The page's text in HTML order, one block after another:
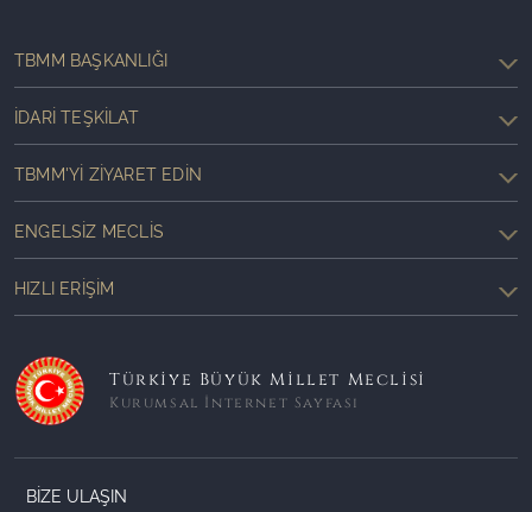
TBMM BAŞKANLIĞI
İDARI TEŞKILAT
TBMM'YI ZIYARET EDIN
ENGELSIZ MECLIS
HIZLI ERIŞIM
Türkiye Büyük Millet Meclisi
Kurumsal İnternet Sayfası
BİZE ULAŞIN